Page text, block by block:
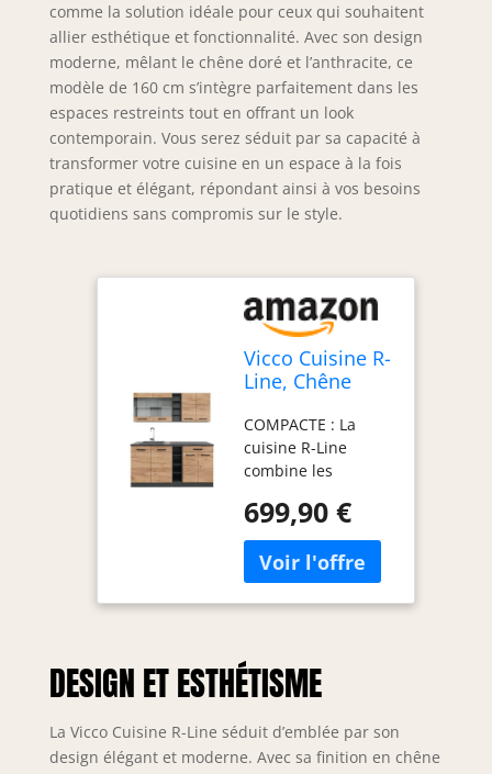
comme la solution idéale pour ceux qui souhaitent
allier esthétique et fonctionnalité. Avec son design
moderne, mêlant le chêne doré et l’anthracite, ce
modèle de 160 cm s’intègre parfaitement dans les
espaces restreints tout en offrant un look
contemporain. Vous serez séduit par sa capacité à
transformer votre cuisine en un espace à la fois
pratique et élégant, répondant ainsi à vos besoins
quotidiens sans compromis sur le style.
Vicco Cuisine R-
Line, Chêne
160cm
COMPACTE : La
cuisine R-Line
combine les
importants dans un
espace réduit. Des
façades
entièrement
intégrées pour lave-
option.
COMBINAISON
PRATIQUE : La
cuisine single avec
3 meubles bas et 3
699,90 €
DESIGN ET ESTHÉTISME
La Vicco Cuisine R-Line séduit d’emblée par son
design élégant et moderne. Avec sa finition en chêne